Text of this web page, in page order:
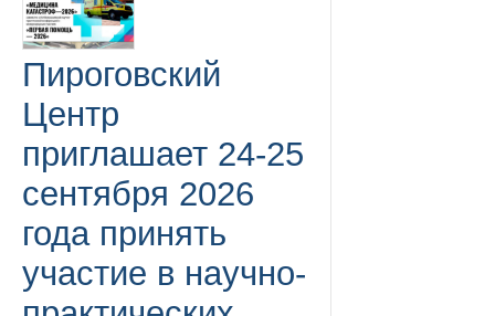
Пироговский
Центр
приглашает 24-25
сентября 2026
года принять
участие в научно-